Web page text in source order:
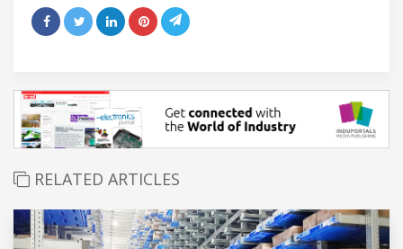
RELATED ARTICLES